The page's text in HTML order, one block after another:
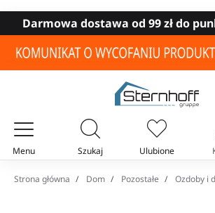
Darmowa dostawa od 99 zł do
Menu Szukaj Ulubione
Twój koszyk
Strona główna Dom Pozostałe Ozdoby i